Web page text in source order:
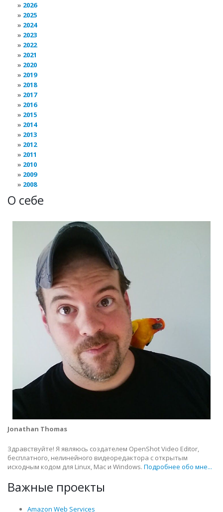
2026
2025
2024
2023
2022
2021
2020
2019
2018
2017
2016
2015
2014
2013
2012
2011
2010
2009
2008
О себе
Jonathan Thomas
Здравствуйте! Я являюсь создателем OpenShot Video Editor,
бесплатного, нелинейного видеоредактора с открытым
исходным кодом для Linux, Mac и Windows. Подробнее обо мне...
Важные проекты
Amazon Web Services